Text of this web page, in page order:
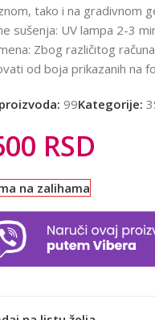
tako i na gradivnom
sušenja: UV lampa 2-3
Zbog različitog
od boja prikazanih na
99Kategorije:
RSD
na zalihama